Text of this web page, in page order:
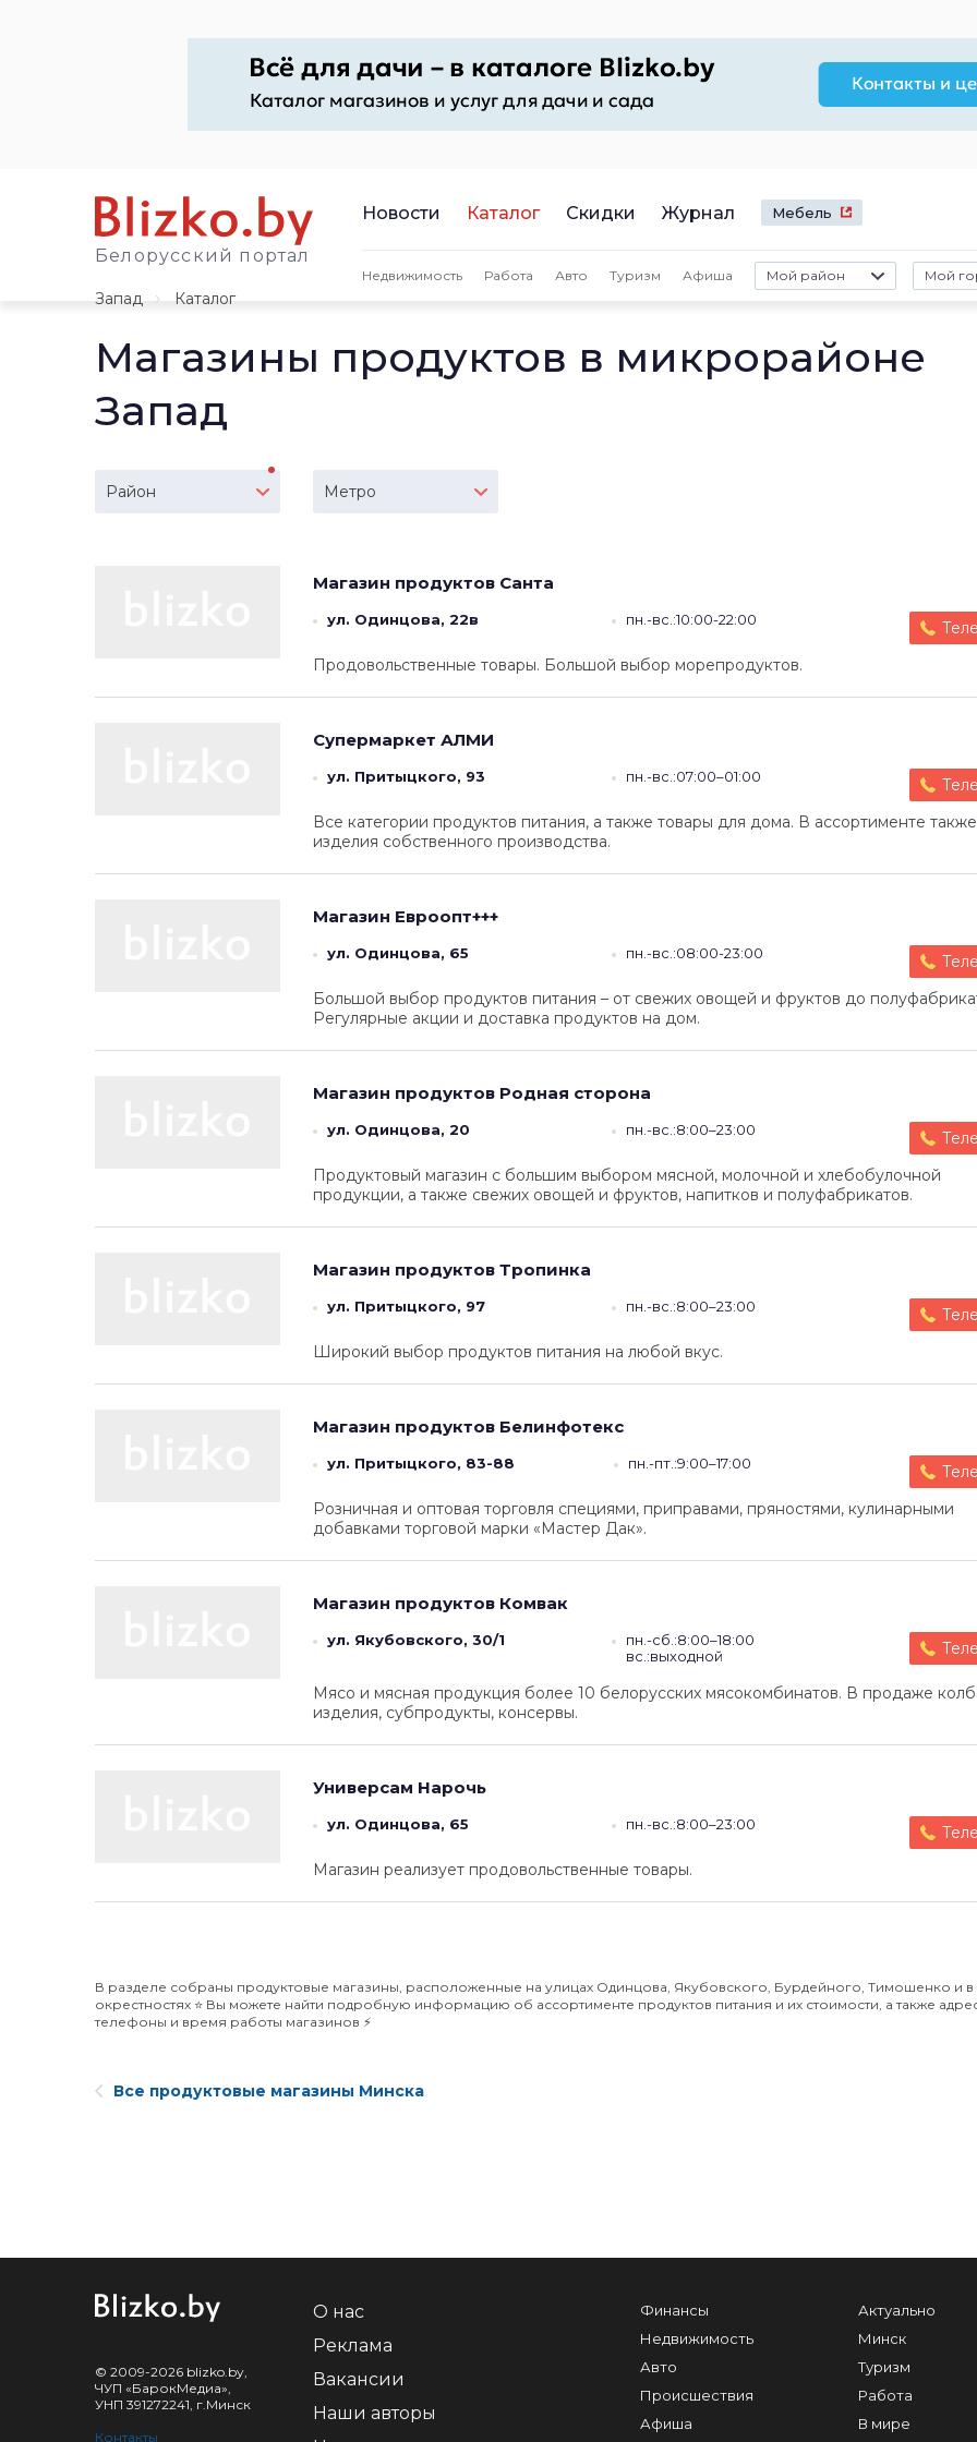
Белорусский портал
Новости Каталог Скидки Журнал Мебель
Недвижимость Работа Авто Туризм Афиша Мой район Мой
Запад
Каталог
Магазины продуктов в микрорайоне
Запад
Район Метро
Магазин продуктов Санта
ул. Одинцова, 22в пн.-вс.:10:00-22:00
Продовольственные товары. Большой выбор морепродуктов.
Супермаркет АЛМИ
ул. Притыцкого, 93 пн.-вс.:07:00–01:00
Все категории продуктов питания, а также товары для дома. В ассортименте также
изделия собственного производства.
Магазин Евроопт+++
ул. Одинцова, 65 пн.-вс.:08:00-23:00
Большой выбор продуктов питания – от свежих овощей и фруктов до
Регулярные акции и доставка продуктов на дом.
Магазин продуктов Родная сторона
ул. Одинцова, 20 пн.-вс.:8:00–23:00
Продуктовый магазин с большим выбором мясной, молочной и хлебобулочной
продукции, а также свежих овощей и фруктов, напитков и полуфабрикатов.
Магазин продуктов Тропинка
ул. Притыцкого, 97 пн.-вс.:8:00–23:00
Широкий выбор продуктов питания на любой вкус.
Магазин продуктов Белинфотекс
ул. Притыцкого, 83-88 пн.-пт.:9:00–17:00
Розничная и оптовая торговля специями, приправами, пряностями, кулинарными
добавками торговой марки «Мастер Дак».
Магазин продуктов Комвак
ул. Якубовского, 30/1
пн.-сб.:8:00–18:00
вс.:выходной
Мясо и мясная продукция более 10 белорусских мясокомбинатов. В продаже
изделия, субпродукты, консервы.
Универсам Нарочь
ул. Одинцова, 65 пн.-вс.:8:00–23:00
Магазин реализует продовольственные товары.
В разделе собраны продуктовые магазины, расположенные на улицах Одинцова, Якубовского, Бурдейного, Тимошенко и в
окрестностях ⭐️ Вы можете найти подробную информацию об ассортименте продуктов питания и их стоимости, а также
телефоны и время работы магазинов ⚡️
Все продуктовые магазины Минска
© 2009-2026 blizko.by,
ЧУП «БарокМедиа»,
УНП 391272241, г.Минск
Контакты
О нас
Реклама
Вакансии
Наши авторы
Финансы
Недвижимость
Авто
Происшествия
Афиша
Актуально
Минск
Туризм
Работа
В мире